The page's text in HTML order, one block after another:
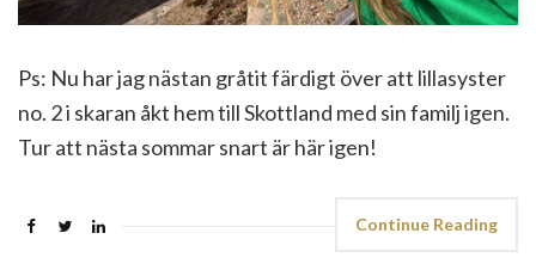
Ps: Nu har jag nästan gråtit färdigt över att lillasyster
no. 2 i skaran åkt hem till Skottland med sin familj igen.
Tur att nästa sommar snart är här igen!
Continue Reading